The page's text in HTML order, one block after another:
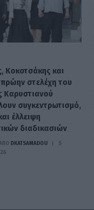
Κοκοτσάκης και
στελέχη του
Καρυστιανού
συγκεντρωτισμό,
έλλειψη
διαδικασιών
DKATSAMADOU
5